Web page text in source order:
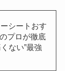
シートおす
プロが徹底
ない”最強